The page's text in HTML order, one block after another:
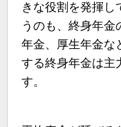
きな役割を発揮し
うのも、終身年金
年金、厚生年金な
する終身年金は主
す。